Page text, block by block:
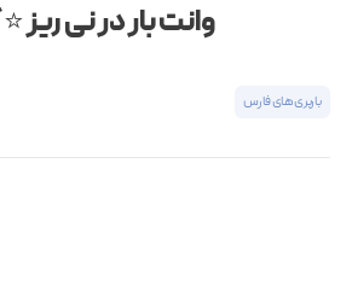
وانت بار در نی ریز
باربری های فارس